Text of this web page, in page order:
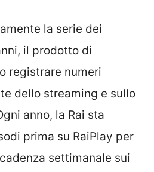
la serie dei
il prodotto di
registrare numeri
dello streaming e sullo
anno, la Rai sta
prima su RaiPlay per
settimanale sui